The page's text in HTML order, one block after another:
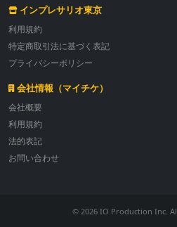
インプレサリオ東京
利用規約
特定商取引法に基づく表記
プライバシーポリシー
会社情報（マイチケ）
会社概要
利用規約
法的表記
お問い合わせ
© 2026 IO Production Inc.